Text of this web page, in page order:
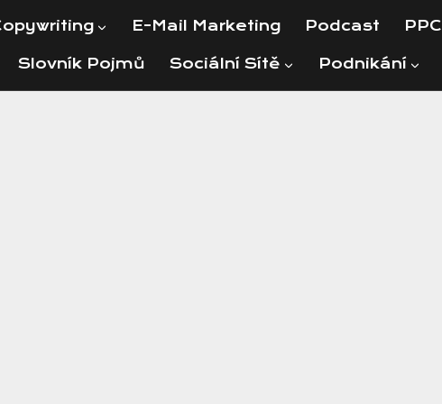
E-Mail Marketing Podcast PPC
Slovník Pojmů Sociální Sítě Podnikání